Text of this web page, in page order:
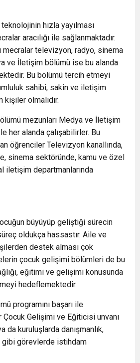
hızla yayılması
aracılığı ile sağlanmaktadır.
mecralar televizyon, radyo, sinema
ve İletişim bölümü ise bu alanda
Bu bölümü tercih etmeyi
sahibi, sakin ve iletişim
kişiler olmalıdır.
mezunları Medya ve İletişim
her alanda çalışabilirler. Bu
öğrenciler Televizyon kanallında,
sinema sektöründe, kamu ve özel
iletişim departmanlarında
büyüyüp geliştiği sürecin
oldukça hassastır. Aile ve
destek alması çok
çocuk gelişimi bölümleri de bu
eğitimi ve gelişimi konusunda
hedeflemektedir.
programını başarı ile
Gelişimi ve Eğiticisi unvanı
da kuruluşlarda danışmanlık,
görevlerde istihdam